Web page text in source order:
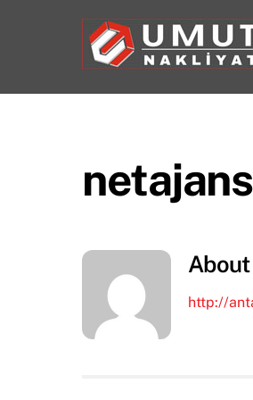
netajans
About
http://